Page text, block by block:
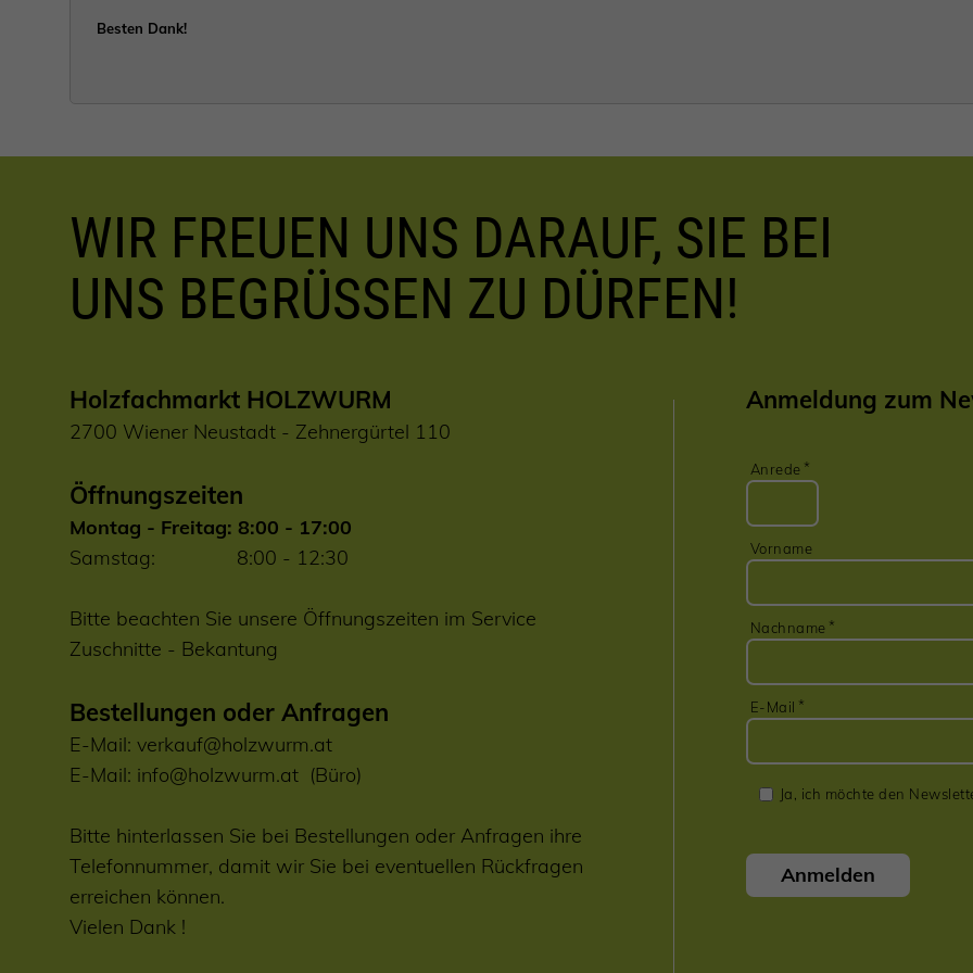
Besten Dank!
WIR FREUEN UNS DARAUF, SIE BEI
UNS BEGRÜSSEN ZU DÜRFEN!
Holzfachmarkt HOLZWURM
2700 Wiener Neustadt - Zehnergürtel 110
Öffnungszeiten
Montag - Freitag: 8:00 - 17:00
Samstag: 8:00 - 12:30
Bitte beachten Sie unsere Öffnungszeiten im Service
Zuschnitte - Bekantung
Bestellungen oder Anfragen
E-Mail: verkauf@holzwurm.at
E-Mail: info@holzwurm.at (Büro)
Bitte hinterlassen Sie bei Bestellungen oder Anfragen ihre
Telefonnummer, damit wir Sie bei eventuellen Rückfragen
erreichen können.
Vielen Dank !
Anmeldung zum
Anrede
Vorname
Nachname
E-Mail
Ja, ich möchte den
Anmelden